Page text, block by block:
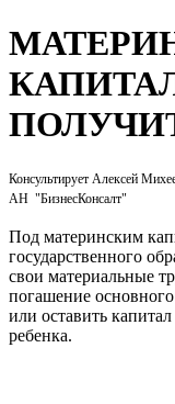
Консультирует Алексей
АН "БизнесКонсалт"
Под материнским
государственного
свои материальные
погашение
или оставить
ребенка.